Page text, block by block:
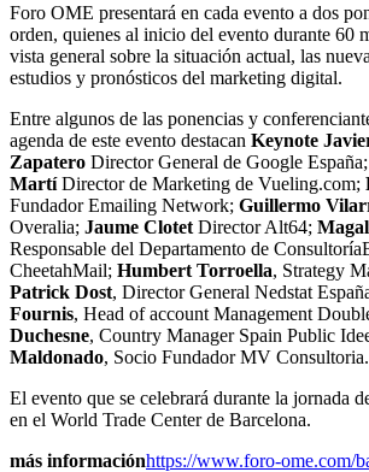
Foro OME presentará en cada evento a dos
orden, quienes al inicio del evento durante 60
vista general sobre la situación actual, las
estudios y pronósticos del marketing digital.
Entre algunos de las ponencias y
agenda de este evento destacan Keynote
Zapatero Director General de Google España;
MartíDirector de Marketing de Vueling.com;
Fundador Emailing Network; Guillermo
Overalia; Jaume Clotet Director Alt64;
Responsable del Departamento de
CheetahMail; Humbert Torroella, Strategy
Patrick Dost, Director General Nedstat
Fournis, Head of account Management
Duchesne, Country Manager Spain Public
Maldonado, Socio Fundador MV Consultoria.
El evento que se celebrará durante la jornada
en el World Trade Center de Barcelona.
más informaciónhttps://www.foro-ome.com/